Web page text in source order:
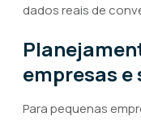
dados reais de
empresas
Para pequenas